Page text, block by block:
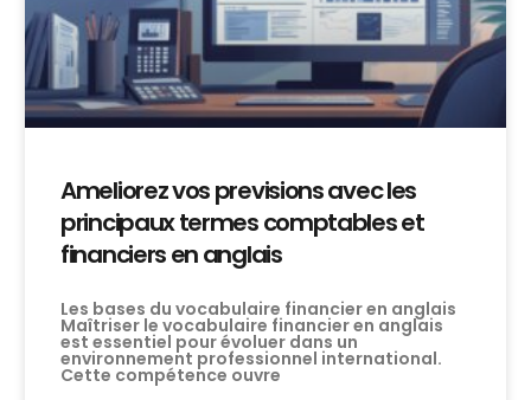
Ameliorez vos previsions avec les
principaux termes comptables et
financiers en anglais
Les bases du vocabulaire financier en anglais
Maîtriser le vocabulaire financier en anglais
est essentiel pour évoluer dans un
environnement professionnel international.
Cette compétence ouvre